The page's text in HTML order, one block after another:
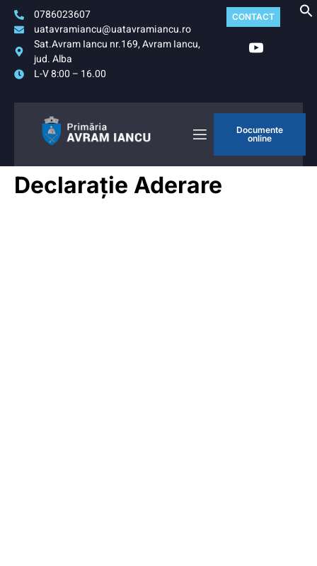
0786023607
uatavramiancu@uatavramiancu.ro
Sat.Avram Iancu nr.169, Avram Iancu,
jud. Alba
L-V 8:00 – 16.00
CONTACT
Documente
online
Declarație Aderare